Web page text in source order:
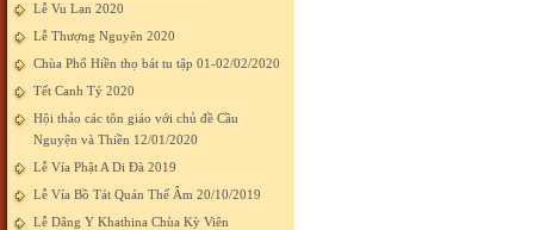
Lễ Vu Lan 2020
Lễ Thượng Nguyên 2020
Chùa Phổ Hiền thọ bát tu tập 01-02/02/2020
Tết Canh Tý 2020
Hội thảo các tôn giáo với chủ đề Cầu
Nguyện và Thiền 12/01/2020
Lễ Vía Phật A Di Đà 2019
Lễ Vía Bồ Tát Quán Thế Âm 20/10/2019
Lễ Dâng Y Khathina Chùa Kỳ Viên